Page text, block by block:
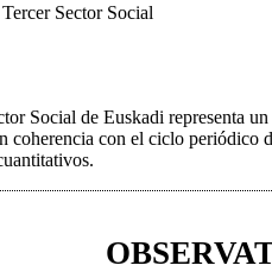
Sector Social
Social de Euskadi representa
coherencia con el ciclo